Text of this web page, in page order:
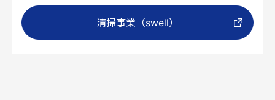
清掃事業（swell）